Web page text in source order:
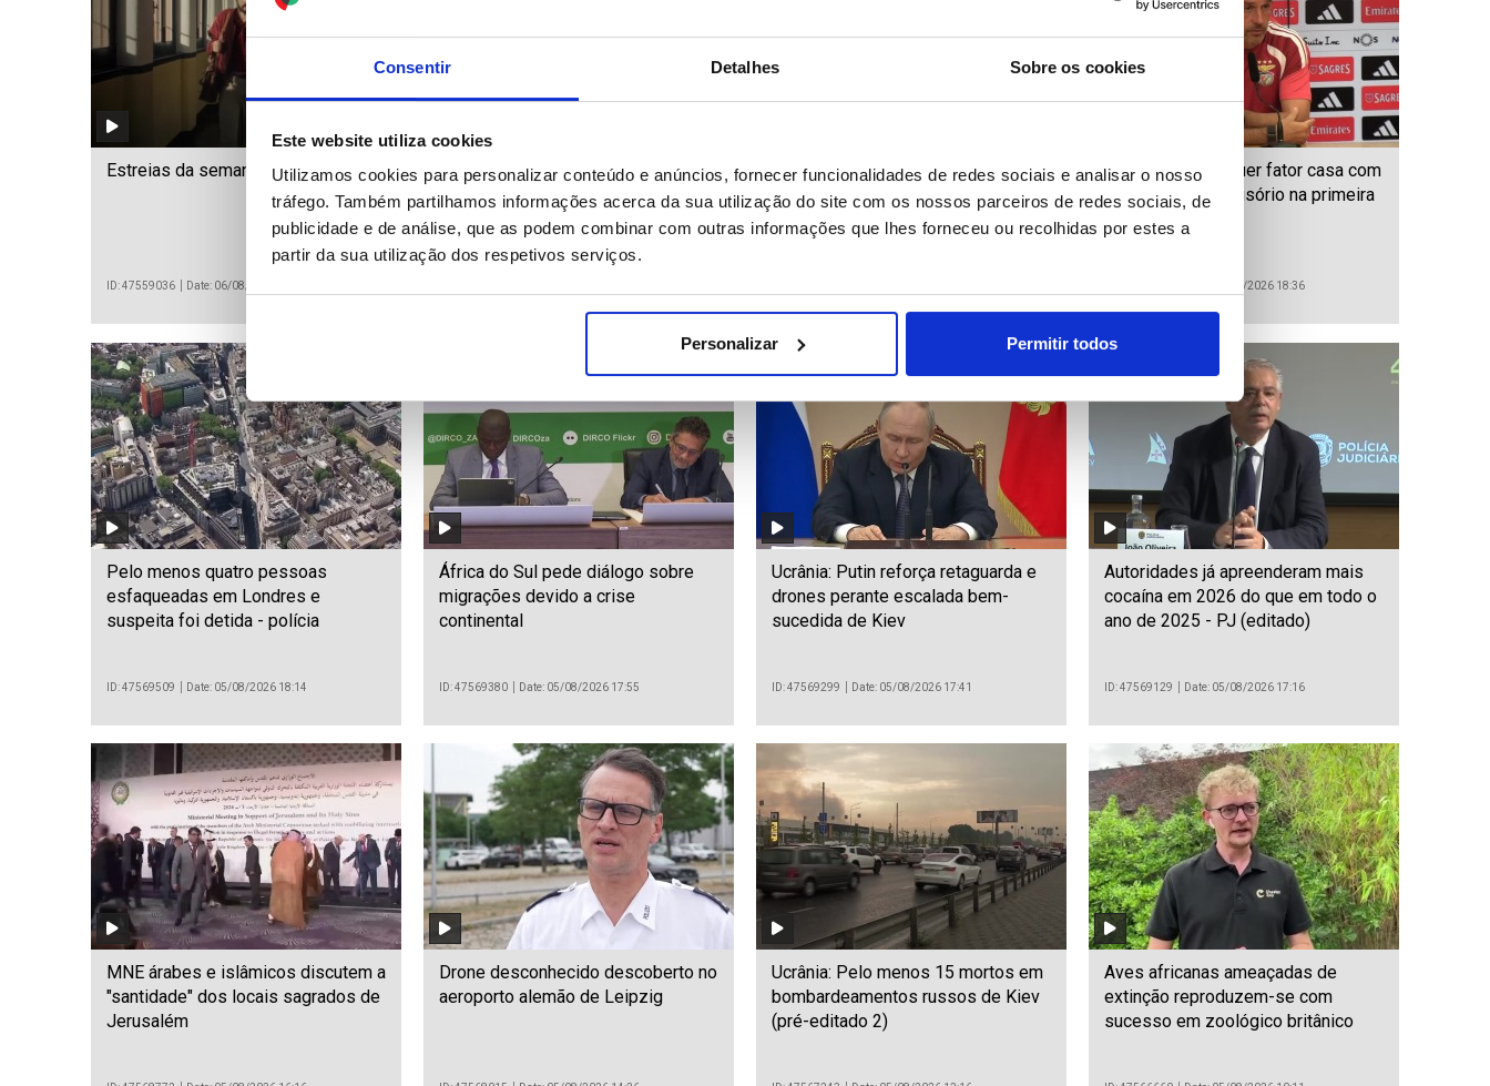
Consentir Detalhes Sobre os cookies
Este website utiliza cookies
Utilizamos cookies para personalizar conteúdo e anúncios, fornecer funcionalidades de redes sociais e analisar o nosso
tráfego. Também partilhamos informações acerca da sua utilização do site com os nossos parceiros de redes sociais, de
publicidade e de análise, que as podem combinar com outras informações que lhes forneceu ou recolhidas por estes a
partir da sua utilização dos respetivos serviços.
Personalizar Permitir todos
Estreias da semana (editado)
ID: 47559036 Date: 06/08/2026 07:00
Ucrânia: ONU condena ataques
russos que mataram 377 civis em
LE: Marco Silva quer fator casa com
mesmo peso decisório na primeira
mão (editado)
LE: Marco Silva quer fator casa com
mesmo peso decisório na primeira
Date: 05/08/2026 18:36
Pelo menos quatro pessoas
esfaqueadas em Londres e
suspeita foi detida - polícia
ID: 47569509 Date: 05/08/2026 18:14
África do Sul pede diálogo sobre
migrações devido a crise
continental
ID: 47569380 Date: 05/08/2026 17:55
Ucrânia: Putin reforça retaguarda e
drones perante escalada bem-
sucedida de Kiev
ID: 47569299 Date: 05/08/2026 17:41
Autoridades já apreenderam mais
cocaína em 2026 do que em todo o
ano de 2025 - PJ (editado)
ID: 47569129 Date: 05/08/2026 17:16
MNE árabes e islâmicos discutem a
"santidade" dos locais sagrados de
Jerusalém
Drone desconhecido descoberto no
aeroporto alemão de Leipzig
Ucrânia: Pelo menos 15 mortos em
bombardeamentos russos de Kiev
(pré-editado 2)
Aves africanas ameaçadas de
extinção reproduzem-se com
sucesso em zoológico britânico